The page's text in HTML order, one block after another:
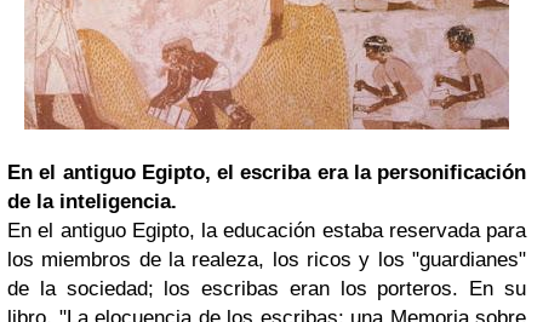
En el antiguo Egipto, el escriba era la personificación
de la inteligencia.
En el antiguo Egipto, la educación estaba reservada para
los miembros de la realeza, los ricos y los "guardianes"
de la sociedad; los escribas eran los porteros. En su